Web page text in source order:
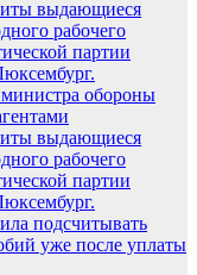
министра обороны
выдающиеся
рабочего
партии